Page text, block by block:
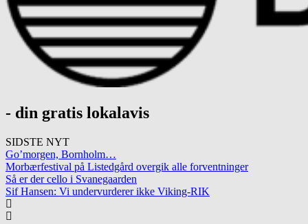
- din gratis lokalavis
SIDSTE NYT
Go’morgen, Bornholm…
Morbærfestival på Listedgård overgik alle forventninger
Så er der cello i Svanegaarden
Sif Hansen: Vi undervurderer ikke Viking-RIK